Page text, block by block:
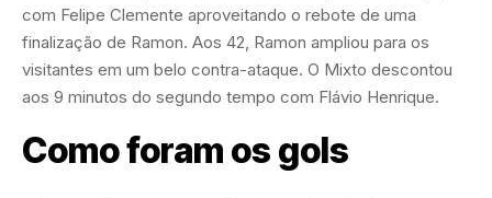
com Felipe Clemente aproveitando o rebote de uma
finalização de Ramon. Aos 42, Ramon ampliou para os
visitantes em um belo contra-ataque. O Mixto descontou
aos 9 minutos do segundo tempo com Flávio Henrique.
Como foram os gols